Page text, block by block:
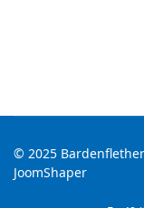
© 2025
JoomShaper